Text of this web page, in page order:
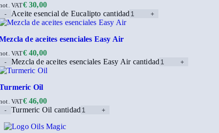
€30,00
VAT
Aceite esencial de Eucalipto cantidad
de aceites esenciales Easy Air
€40,00
VAT
Mezcla de aceites esenciales Easy Air cantidad
Oil
€46,00
VAT
Turmeric Oil cantidad